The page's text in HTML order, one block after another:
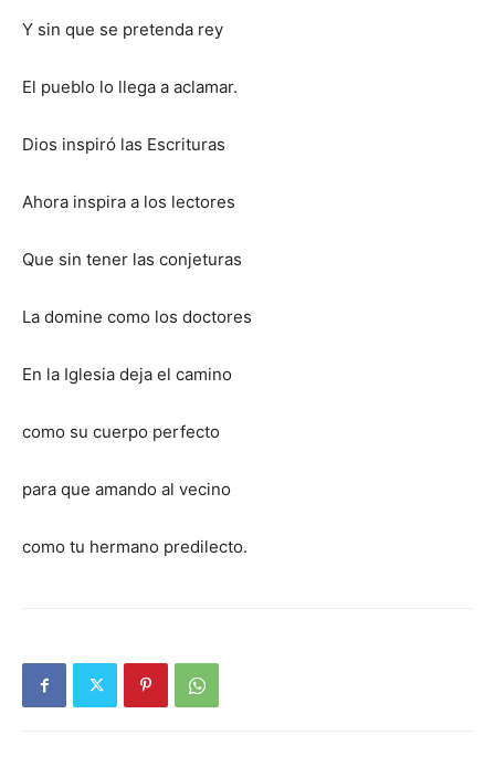
Y sin que se pretenda rey
El pueblo lo llega a aclamar.
Dios inspiró las Escrituras
Ahora inspira a los lectores
Que sin tener las conjeturas
La domine como los doctores
En la Iglesia deja el camino
como su cuerpo perfecto
para que amando al vecino
como tu hermano predilecto.